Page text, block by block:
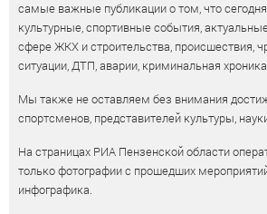
самые важные публикации о том, что сегодня
культурные, спортивные события,
сфере ЖКХ и строительства, происшествия,
ситуации, ДТП, аварии, криминальная
Мы также не оставляем без внимания
спортсменов, представителей культуры,
На страницах РИА Пензенской области
только фотографии с прошедших
инфографика.